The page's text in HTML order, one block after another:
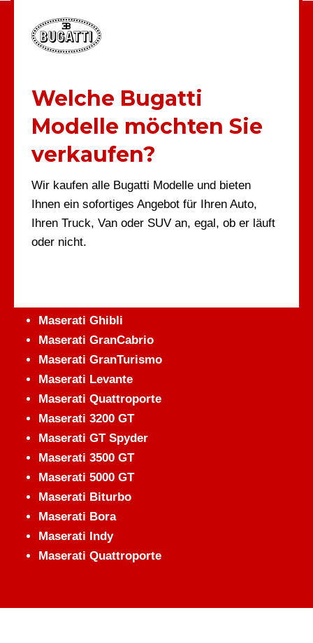
Welche Bugatti
Modelle möchten Sie
verkaufen?
Wir kaufen alle Bugatti Modelle und bieten
Ihnen ein sofortiges Angebot für Ihren Auto,
Ihren Truck, Van oder SUV an, egal, ob er läuft
oder nicht.
Maserati Ghibli
Maserati GranCabrio
Maserati GranTurismo
Maserati Levante
Maserati Quattroporte
Maserati 3200 GT
Maserati GT Spyder
Maserati 3500 GT
Maserati 5000 GT
Maserati Biturbo
Maserati Bora
Maserati Indy
Maserati Quattroporte